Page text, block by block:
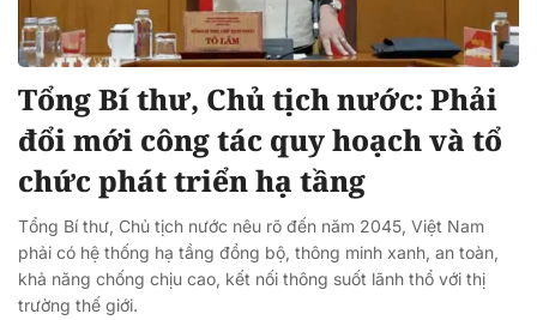
Tổng Bí thư, Chủ tịch nước: Phải
đổi mới công tác quy hoạch và tổ
chức phát triển hạ tầng
Tổng Bí thư, Chủ tịch nước nêu rõ đến năm 2045, Việt Nam
phải có hệ thống hạ tầng đồng bộ, thông minh xanh, an toàn,
khả năng chống chịu cao, kết nối thông suốt lãnh thổ với thị
trường thế giới.